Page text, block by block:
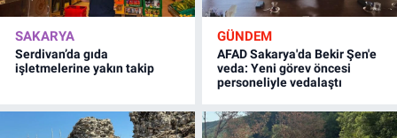
SAKARYA
Serdivan’da gıda
işletmelerine yakın takip
GÜNDEM
AFAD Sakarya'da Bekir Şen'e
veda: Yeni görev öncesi
personeliyle vedalaştı